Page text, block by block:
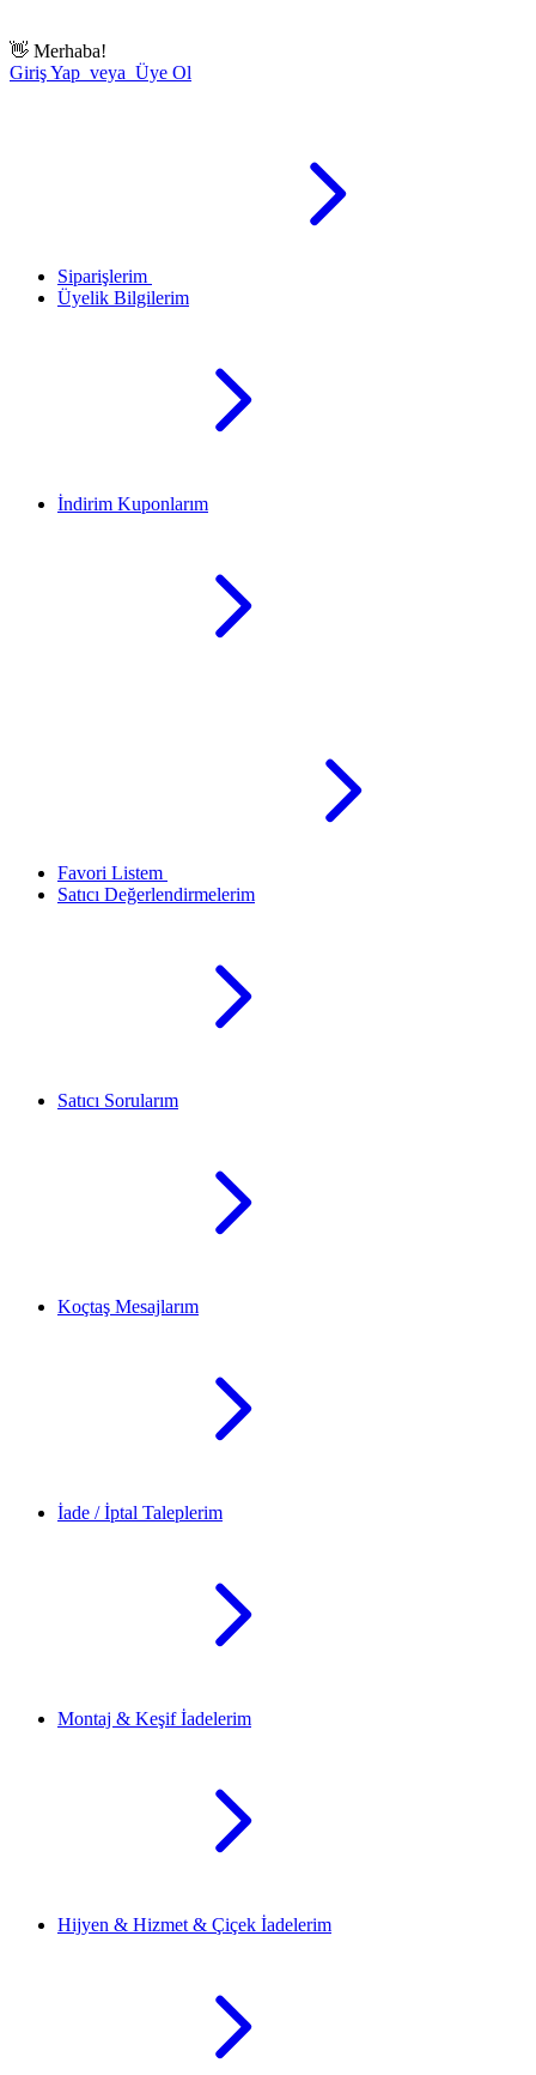
👋 Merhaba!
Giriş Yap veya Üye Ol
Siparişlerim
Üyelik Bilgilerim
İndirim Kuponlarım
Favori Listem
Satıcı Değerlendirmelerim
Satıcı Sorularım
Koçtaş Mesajlarım
İade / İptal Taleplerim
Montaj & Keşif İadelerim
Hijyen & Hizmet & Çiçek İadelerim